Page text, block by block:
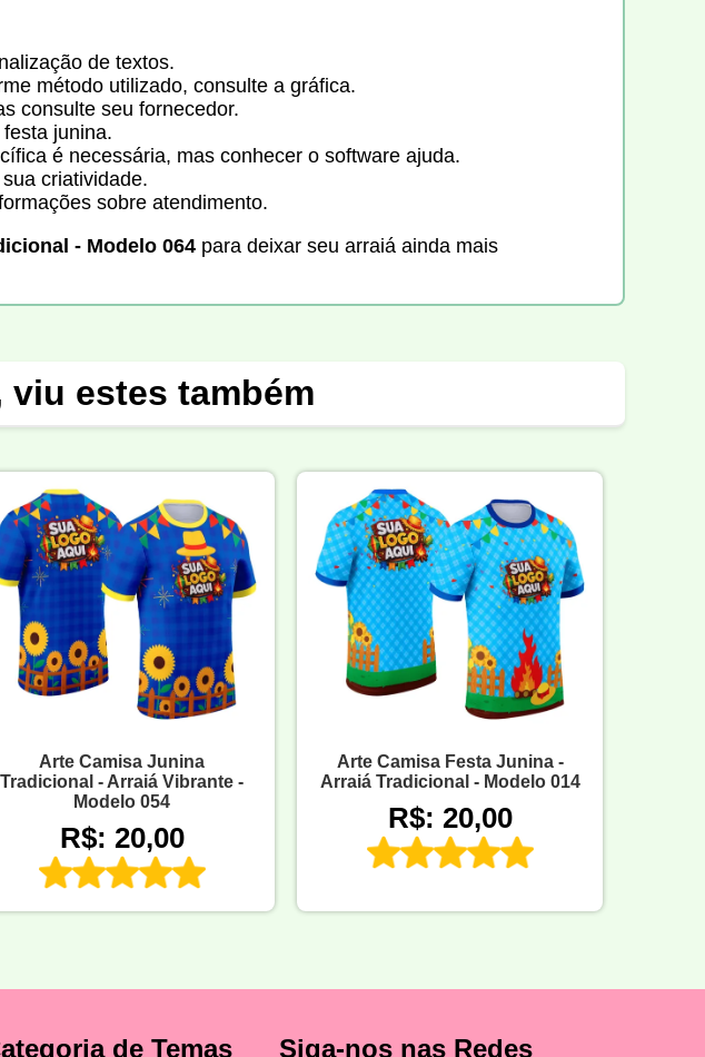
de textos.
método utilizado, consulte a gráfica.
consulte seu fornecedor.
junina.
é necessária, mas conhecer o software ajuda.
criatividade.
sobre atendimento.
- Modelo 064 para deixar seu arraiá ainda mais
estes também
Arte Camisa Junina
Tradicional - Arraiá Vibrante -
Modelo 054
R$: 20,00
Arte Camisa Festa Junina -
Arraiá Tradicional - Modelo 014
R$: 20,00
de Temas Siga-nos nas Redes